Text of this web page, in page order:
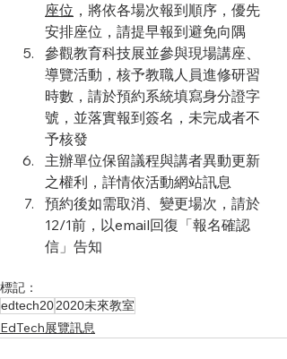
座位 ，將依各場次報到順序，優先
安排座位，請提早報到避免向隅
參觀教育科技展並參與現場講座、
導覽活動，​核予教職人員進修研習
時數，請於預約系統填寫身分證字
號，並落實報到簽名，未完成者不
予核發
主辦單位保留議程與講者異動更新
之權利，詳情依活動網站訊息
預約後如需取消、變更場次，請於
12/1前，以email回復「報名確認
信」告知
標記：
edtech202020未來教室
EdTech展覽訊息